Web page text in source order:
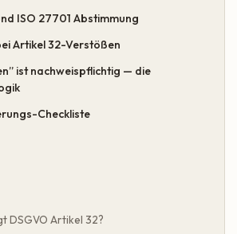
ISO 27701 Abstimmung
Artikel 32-Verstößen
ist nachweispflichtig — die
Checkliste
DSGVO Artikel 32?